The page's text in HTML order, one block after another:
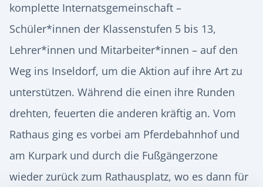
komplette Internatsgemeinschaft –
Schüler*innen der Klassenstufen 5 bis 13,
Lehrer*innen und Mitarbeiter*innen – auf den
Weg ins Inseldorf, um die Aktion auf ihre Art zu
unterstützen. Während die einen ihre Runden
drehten, feuerten die anderen kräftig an. Vom
Rathaus ging es vorbei am Pferdebahnhof und
am Kurpark und durch die Fußgängerzone
wieder zurück zum Rathausplatz, wo es dann für